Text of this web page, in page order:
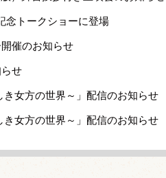
念トークショーに登場
催のお知らせ
せ
女方の世界～」配信のお知らせ
女方の世界～」配信のお知らせ